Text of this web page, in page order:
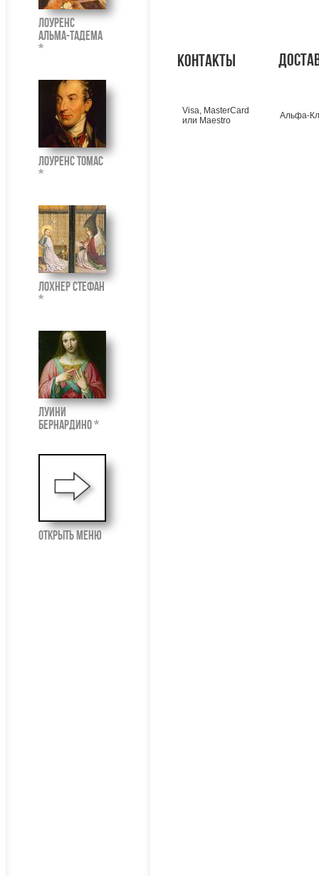
Лоуренс
Альма-Тадема
*
Лоуренс Томас
*
Лохнер Стефан
*
Луини
Бернардино *
открыть меню
контакты
Visa, MasterCard
или Maestro
Альфа-